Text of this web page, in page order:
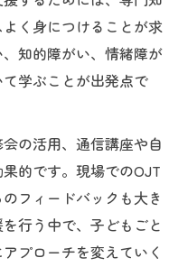
く身につけることが求
知的障がい、情緒障が
学ぶことが出発点で
の活用、通信講座や自
的です。現場でのOJT
フィードバックも大き
行う中で、子どもごと
プローチを変えていく